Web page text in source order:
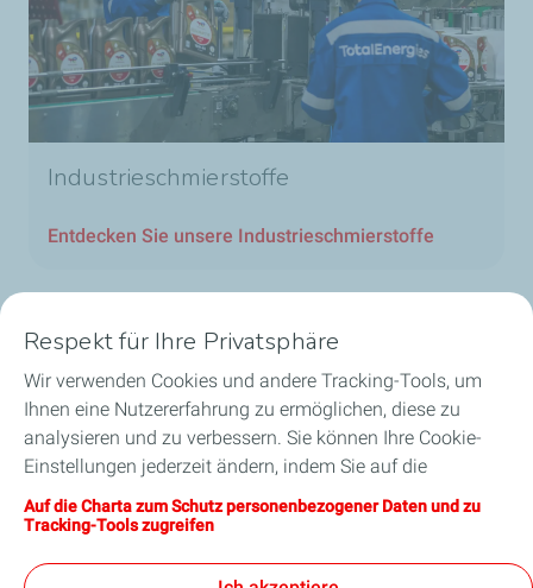
Industrieschmierstoffe
Entdecken Sie unsere Industrieschmierstoffe
Unsere Geschäftsbereiche in Luxemburg
Unsere Produkte
Respekt für Ihre Privatsphäre
Wir verwenden Cookies und andere Tracking-Tools, um
Ihnen eine Nutzererfahrung zu ermöglichen, diese zu
analysieren und zu verbessern. Sie können Ihre Cookie-
Einstellungen jederzeit ändern, indem Sie auf die
Schaltfläche „Meine Cookies verwalten“ klicken. Durch
Anklicken der Schaltfläche „Annehmen“ stimmen Sie der
„Ablehnen“ werden nur die für das reibungslose
Auf die Charta zum Schutz personenbezogener Daten und zu
Tracking-Tools zugreifen